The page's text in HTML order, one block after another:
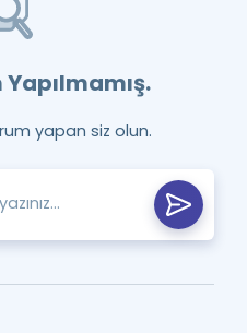
yapan siz olun.